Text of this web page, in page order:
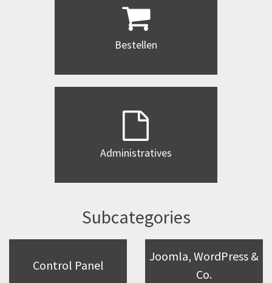
Bestellen
Administratives
Subcategories
Control Panel
Joomla, WordPress &
Co.